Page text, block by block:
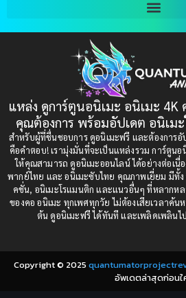
Bondage (ทาส)(1)
(1)
Censored (เซ็นเซอร์)(19)
Comedy (ตลก)(235)
Comedy (ตลก)(85)
Comic Book การ์ตูน(1)
Coming-of-Age ก้าวผ่านวัย(6)
1997
1993
1991
1989
1987
1984
1982
1980
แหล่ง ดูการ์ตูนอนิเมะ อนิเมะ 4K
คุณต้องการ พร้อมอัปเดต อนิเม
สำหรับผู้ที่ชื่นชอบการ ดูอนิเมะฟรี และต้องการอั
คือคำตอบ! เรามุ่งมั่นที่จะเป็นแหล่งรวม การ์ตูน
ให้คุณสามารถ ดูอนิเมะออนไลน์ ได้อย่างต่อเนื่
พากย์ไทย และ อนิเมะซับไทย คุณภาพเยี่ยม มีทั้
คชั่น, อนิเมะโรแมนติก และแนวอื่นๆ ที่หลากห
ของคอ อนิเมะ ทุกเพศทุกวัย ไม่ต้องเสียเวลาค้น
ต้น ดูอนิเมะฟรี ได้ทันที และเพลิดเพลิน
Copyright © 2025
อัพเดตล่าสุดก่อนใ